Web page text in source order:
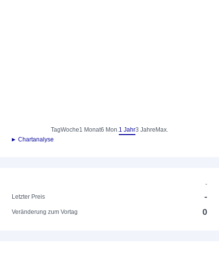
TagWoche1 Monat6 Mon.1 Jahr3 Jahre Max.
► Chartanalyse
-
Letzter Preis
-
Veränderung zum Vortag 0